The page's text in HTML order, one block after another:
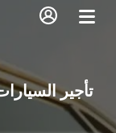
تأجير